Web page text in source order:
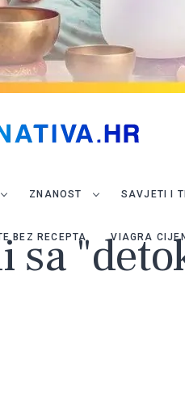
ZNANOST SAVJETI I
BEZ RECEPTA VIAGRA
sa